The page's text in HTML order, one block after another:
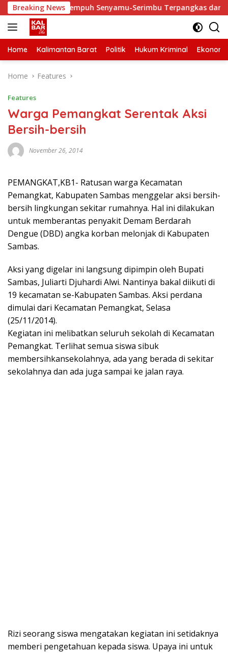
Skip
to
content
Breaking News
Waktu Tempuh Senyamu-Serimbu Terpangkas dari 2 Jam
Home Kalimantan Barat Politik Hukum Kriminal Ekonomi
Home Features
Features
Warga Pemangkat Serentak Aksi
Bersih-bersih
November 26, 2014
PEMANGKAT,KB1- Ratusan warga Kecamatan
Pemangkat, Kabupaten Sambas menggelar aksi bersih-
bersih lingkungan sekitar rumahnya. Hal ini dilakukan
untuk memberantas penyakit Demam Berdarah
Dengue (DBD) angka korban melonjak di Kabupaten
Sambas.
Aksi yang digelar ini langsung dipimpin oleh Bupati
Sambas, Juliarti Djuhardi Alwi. Nantinya bakal diikuti di
19 kecamatan se-Kabupaten Sambas. Aksi perdana
dimulai dari Kecamatan Pemangkat, Selasa
(25/11/2014).
Kegiatan ini melibatkan seluruh sekolah di Kecamatan
Pemangkat. Terlihat semua siswa sibuk
membersihkansekolahnya, ada yang berada di sekitar
sekolahnya dan ada juga sampai ke jalan raya.
Rizi seorang siswa mengatakan kegiatan ini setidaknya
memberi pengetahuan kepada siswa. Upaya ini untuk